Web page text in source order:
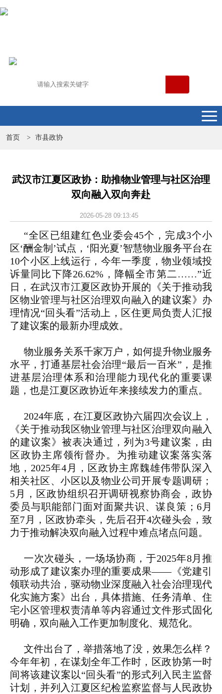
首页 > 市县政协
武汉市江夏区政协：助推物业管理与社区治理
双向融入双向奔赴
2026-05-28 09:13:45
“全区已组建红色业委会45个，完成3个小
区‘酬金制’试点，‘阳光夏’智慧物业服务平台在
10个小区上线运行，今年一季度，物业领域投
诉量同比下降26.62%，降幅全市第二……”近
日，在武汉市江夏区政协开展的《关于推动我
区物业管理与社区治理双向融入的建议案》办
理情况“回头看”活动上，区住更局负责人汇报
了建议案的最新办理成效。
物业服务关系千家万户，如何提升物业服务
水平，打通基层社会治理“最后一百米”，是推
进基层治理体系和治理能力现代化的重要课
题，也是江夏区政协近年来接续发力的重点。
2024年底，在江夏区政协六届四次会议上，
《关于推动我区物业管理与社区治理双向融入
的建议案》被表决通过，列为3号建议案，由
区政协主席领衔督办。为推动建议案落实落
地，2025年4月，区政协主席魏雄伟带队深入
相关社区、小区以及物业公司开展专题调研；
5月，区政协组织召开调研视察协商会，政协
委员与职能部门面对面聚共识、谋良策；6月
至7月，区政协牵头，先后召开4次碰头会，致
力于推动解决双向融入过程中难点堵点问题。
一次次碰头，一场场协商，于2025年8月推
动形成了建议案办理的重要成果——《党建引
领联动共治，驱动物业深度融入社会治理现代
化实施方案》出台，具体措施、任务清单、住
宅小区管理权责清单等内容通过文件形式固化
明确，双向融入工作更加制度化、规范化。
文件出台了，举措落地了没，效果怎么样？
今年年初，在谋划全年工作时，区政协第一时
间将该建议案以“回头看”的形式列入民主监督
计划，并列入江夏区纪检监察监督与人民政协